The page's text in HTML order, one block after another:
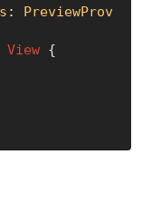
: PreviewProv
View {